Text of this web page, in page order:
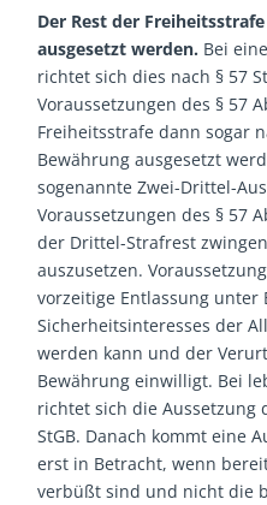
Der Rest der
ausgesetzt werden. Bei
richtet sich dies nach § 57
Voraussetzungen des § 57
Freiheitsstrafe dann sogar
Bewährung ausgesetzt
sogenannte Zwei-Drittel-
Voraussetzungen des § 57
der Drittel-Strafrest
auszusetzen.
vorzeitige Entlassung unter
Sicherheitsinteresses der
werden kann und der
Bewährung einwilligt. Bei
richtet sich die Aussetzung
StGB. Danach kommt eine
erst in Betracht, wenn
verbüßt sind und nicht die